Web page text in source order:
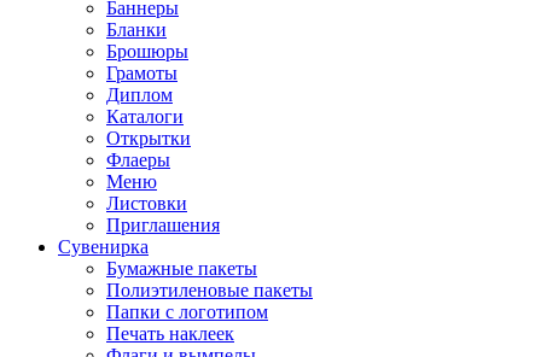
Баннеры
Бланки
Брошюры
Грамоты
Диплом
Каталоги
Открытки
Флаеры
Меню
Листовки
Приглашения
Сувенирка
Бумажные пакеты
Полиэтиленовые пакеты
Папки с логотипом
Печать наклеек